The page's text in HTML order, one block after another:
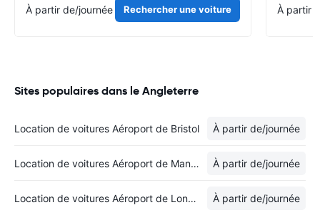
À partir de/journée Rechercher une voiture À partir
Sites populaires dans le Angleterre
Location de voitures Aéroport de Bristol À partir de/journée
Location de voitures Aéroport de Manchester À partir de/journée
Location de voitures Aéroport de Londres-Stansted À partir de/journée